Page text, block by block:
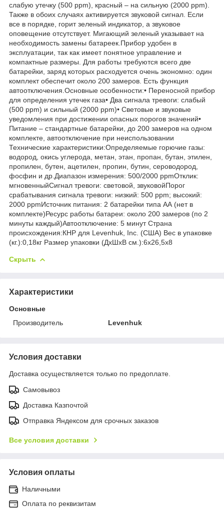
слабую утечку (500 ppm), красный – на сильную (2000 ppm).
Также в обоих случаях активируется звуковой сигнал. Если
все в порядке, горит зеленый индикатор, а звуковое
оповещение отсутствует. Мигающий зеленый указывает на
необходимость замены батареек.Прибор удобен в
эксплуатации, так как имеет понятное управление и
компактные размеры. Для работы требуются всего две
батарейки, заряд которых расходуется очень экономно: один
комплект обеспечит около 200 замеров. Есть функция
автоотключения.Основные особенности:• Переносной прибор
для определения утечек газа• Два сигнала тревоги: слабый
(500 ppm) и сильный (2000 ppm)• Световые и звуковые
уведомления при достижении опасных порогов значений•
Питание – стандартные батарейки, до 200 замеров на одном
комплекте, автоотключение при неиспользовании
Технические характеристики:Определяемые горючие газы:
водород, окись углерода, метан, этан, пропан, бутан, этилен,
пропилен, бутен, ацетилен, пропин, бутин, сероводород,
фосфин и др.Диапазон измерения: 500/2000 ppmОтклик:
мгновенныйСигнал тревоги: световой, звуковойПорог
срабатывания сигнала тревоги: низкий: 500 ppm; высокий:
2000 ppmИсточник питания: 2 батарейки типа АА (нет в
комплекте)Ресурс работы батареи: около 200 замеров (по 2
минуты каждый)Автоотключение: 5 минут Страна
происхождения:КНР для Levenhuk, Inc. (США) Вес в упаковке
(кг.):0,18кг Размер упаковки (ДхШхВ см.):6x26,5x8
Скрыть
Характеристики
Основные
Производитель
Levenhuk
Условия доставки
Доставка осуществляется только по предоплате.
Самовывоз
Доставка Казпочтой
Отправка Яндексом для срочных заказов
Все условия доставки
Условия оплаты
Наличными
Оплата по реквизитам